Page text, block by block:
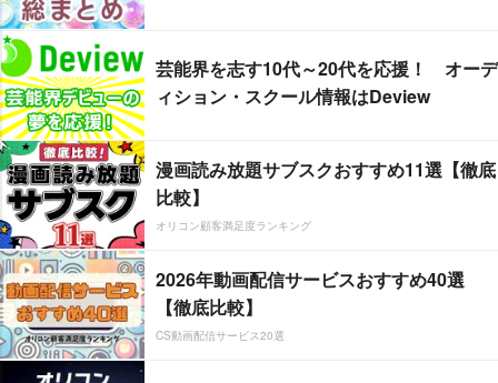
芸能界を志す10代～20代を応援！ オーデ
ィション・スクール情報はDeview
漫画読み放題サブスクおすすめ11選【徹底
比較】
オリコン顧客満足度ランキング
2026年動画配信サービスおすすめ40選
【徹底比較】
CS動画配信サービス20選